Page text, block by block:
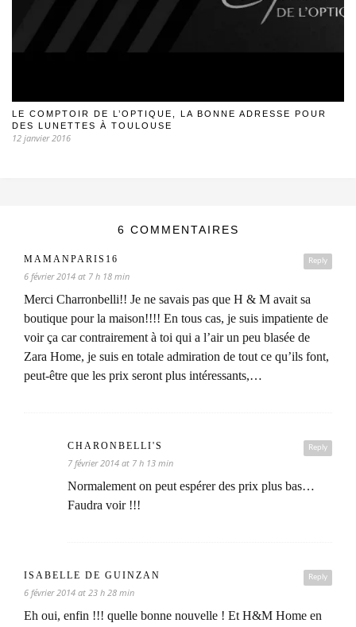
LE COMPTOIR DE L’OPTIQUE, LA BONNE ADRESSE POUR
DES LUNETTES À TOULOUSE
12 janvier 2016
6 COMMENTAIRES
Reply
MAMANPARIS16
6 février 2014 at 7 h 18 min
Merci Charronbelli!! Je ne savais pas que H & M avait sa
boutique pour la maison!!!! En tous cas, je suis impatiente de
voir ça car contrairement à toi qui a l’air un peu blasée de
Zara Home, je suis en totale admiration de tout ce qu’ils font,
peut-être que les prix seront plus intéressants,…
Reply
CHARONBELLI'S
7 février 2014 at 7 h 13 min
Normalement on peut espérer des prix plus bas…
Faudra voir !!!
Reply
ISABELLE DE GUINZAN
6 février 2014 at 23 h 28 min
Eh oui, enfin !!! quelle bonne nouvelle ! Et H&M Home en